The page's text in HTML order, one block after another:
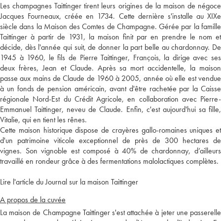
Les champagnes Taittinger tirent leurs origines de la maison de négoce
Jacques Fourneaux, créée en 1734. Cette dernière s'installe au XIXe
siècle dans la Maison des Comtes de Champagne. Gérée par la famille
Taittinger à partir de 1931, la maison finit par en prendre le nom et
décide, dès l'année qui suit, de donner la part belle au chardonnay. De
1945 à 1960, le fils de Pierre Taittinger, François, la dirige avec ses
deux frères, Jean et Claude. Après sa mort accidentelle, la maison
passe aux mains de Claude de 1960 à 2005, année où elle est vendue
à un fonds de pension américain, avant d'être rachetée par la Caisse
régionale Nord-Est du Crédit Agricole, en collaboration avec Pierre-
Emmanuel Taittinger, neveu de Claude. Enfin, c'est aujourd'hui sa fille,
Vitalie, qui en tient les rênes.
Cette maison historique dispose de crayères gallo-romaines uniques et
d'un patrimoine viticole exceptionnel de près de 300 hectares de
vignes. Son vignoble est composé à 40% de chardonnay, d’ailleurs
travaillé en rondeur grâce à des fermentations malolactiques complètes.
Lire l'article du Journal sur la maison Taittinger
A propos de la cuvée
La maison de Champagne Taittinger s'est attachée à jeter une passerelle